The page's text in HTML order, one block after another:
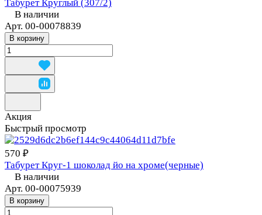
Табурет Круглый (307/2)
В наличии
Арт. 00-00078839
В корзину
Акция
Быстрый просмотр
570 ₽
Табурет Круг-1 шоколад йо на хроме(черные)
В наличии
Арт. 00-00075939
В корзину